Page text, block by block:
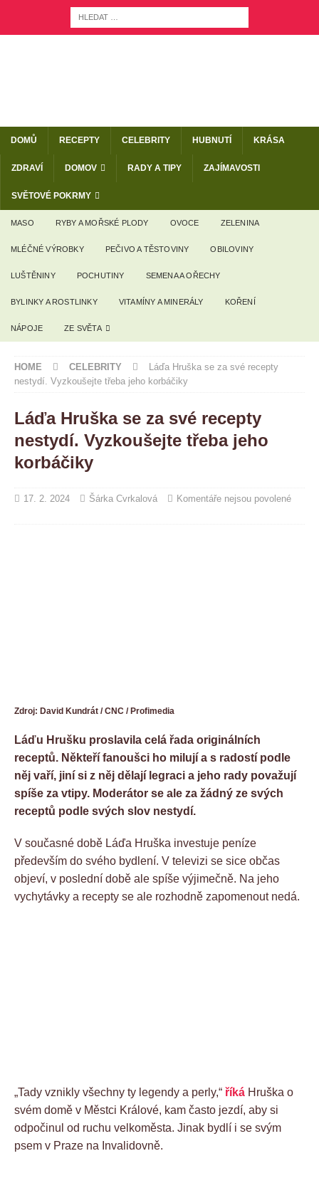
DOMŮ RECEPTY CELEBRITY HUBNUTÍ KRÁSA
ZDRAVÍ DOMOV RADY A TIPY ZAJÍMAVOSTI
SVĚTOVÉ POKRMY
MASO RYBY A MOŘSKÉ PLODY OVOCE ZELENINA
MLÉČNÉ VÝROBKY PEČIVO A TĚSTOVINY OBILOVINY
LUŠTĚNINY POCHUTINY SEMENA A OŘECHY
BYLINKY A ROSTLINKY VITAMÍNY A MINERÁLY KOŘENÍ
NÁPOJE ZE SVĚTA
HOME CELEBRITY
Láďa Hruška se za své recepty
nestydí. Vyzkoušejte třeba jeho korbáčiky
Láďa Hruška se za své recepty
nestydí. Vyzkoušejte třeba jeho
korbáčiky
17. 2. 2024 Šárka Cvrkalová Komentáře nejsou povolené
Zdroj: David Kundrát / CNC / Profimedia
Láďu Hrušku proslavila celá řada originálních
receptů. Někteří fanoušci ho milují a s radostí podle
něj vaří, jiní si z něj dělají legraci a jeho rady považují
spíše za vtipy. Moderátor se ale za žádný ze svých
receptů podle svých slov nestydí.
V současné době Láďa Hruška investuje peníze
především do svého bydlení. V televizi se sice občas
objeví, v poslední době ale spíše výjimečně. Na jeho
vychytávky a recepty se ale rozhodně zapomenout nedá.
„Tady vznikly všechny ty legendy a perly,“ říká Hruška o
svém domě v Městci Králové, kam často jezdí, aby si
odpočinul od ruchu velkoměsta. Jinak bydlí i se svým
psem v Praze na Invalidovně.